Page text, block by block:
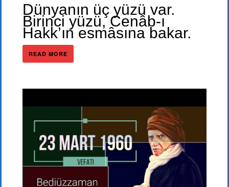
Dünyanın üç yüzü var.
Birinci yüzü, Cenâb-ı
Hakk’ın esmâsına bakar.
READ MORE